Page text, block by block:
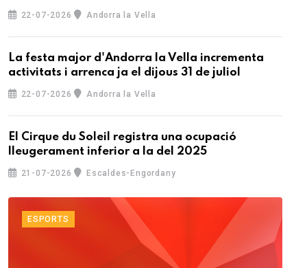
22-07-2026 Andorra la Vella
La festa major d'Andorra la Vella incrementa
activitats i arrenca ja el dijous 31 de juliol
22-07-2026 Andorra la Vella
El Cirque du Soleil registra una ocupació
lleugerament inferior a la del 2025
21-07-2026 Escaldes-Engordany
ESPORTS